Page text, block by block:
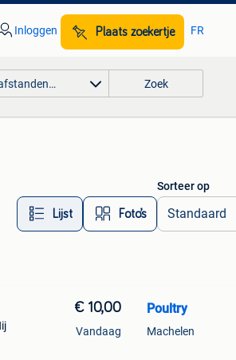
Inloggen Plaats zoekertje FR
Zoek
Lijst Foto’s
Sorteer op
€ 10,00
Vandaag
Poultry
Machelen